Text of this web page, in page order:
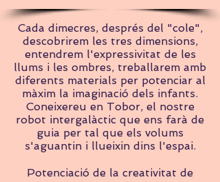
Cada dimecres, després del "cole",
descobrirem les tres dimensions,
entendrem l'expressivitat de les
llums i les ombres, treballarem amb
diferents materials per potenciar al
màxim la imaginació dels infants.
Coneixereu en Tobor, el nostre
robot intergalàctic que ens farà de
guia per tal que els volums
s'aguantin i llueixin dins l'espai.
Potenciació de la creativitat de